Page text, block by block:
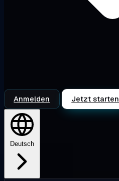
Anmelden Jetzt starten
Deutsch